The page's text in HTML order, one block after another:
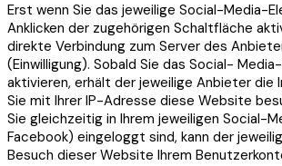
Erst wenn Sie das jeweilige Social-Media-
Anklicken der zugehörigen Schaltfläche
direkte Verbindung zum Server des
(Einwilligung). Sobald Sie das Social-
aktivieren, erhält der jeweilige Anbieter die
Sie mit Ihrer IP-Adresse diese Website
Sie gleichzeitig in Ihrem jeweiligen Social-
Facebook) eingeloggt sind, kann der
Besuch dieser Website Ihrem